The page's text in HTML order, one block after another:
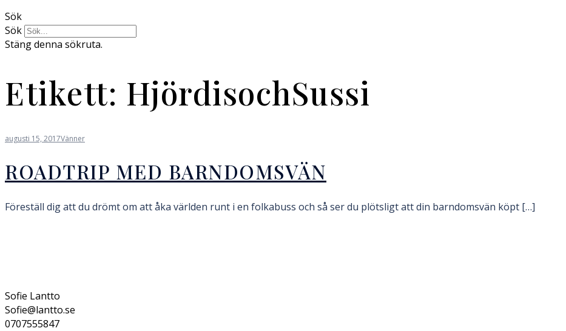
Sök
Sök
Stäng denna sökruta.
Etikett: HjördisochSussi
augusti 15, 2017Vänner
ROADTRIP MED BARNDOMSVÄN
Föreställ dig att du drömt om att åka världen runt i en folkabuss och så ser du plötsligt att din barndomsvän köpt […]
Sofie Lantto
Sofie@lantto.se
0707555847